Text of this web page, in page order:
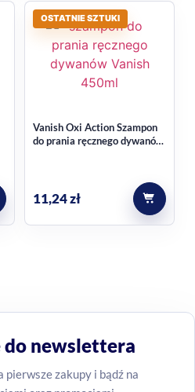
OSTATNIE SZTUKI
Vanish Oxi Action Szampon
do prania ręcznego dywanów
11,24zł
do newslettera
pierwsze zakupy i bądź na